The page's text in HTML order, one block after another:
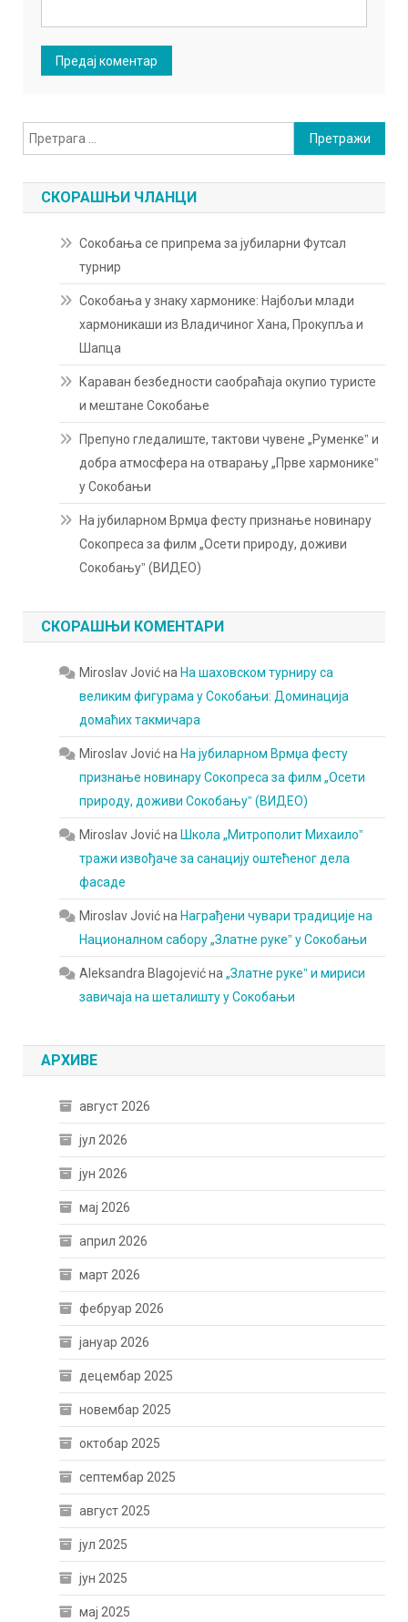
Претрага
за:
СКОРАШЊИ ЧЛАНЦИ
Сокобања се припрема за јубиларни Футсал
турнир
Сокобања у знаку хармонике: Најбољи млади
хармоникаши из Владичиног Хана, Прокупља и
Шапца
Караван безбедности саобраћаја окупио туристе
и мештане Сокобање
Препуно гледалиште, тактови чувене „Руменкеˮ и
добра атмосфера на отварању „Прве хармоникеˮ
у Сокобањи
На јубиларном Врмџа фесту признање новинару
Сокопреса за филм „Осети природу, доживи
Сокобањуˮ (ВИДЕО)
СКОРАШЊИ КОМЕНТАРИ
Miroslav Jovićна На шаховском турниру са
великим фигурама у Сокобањи: Доминација
домаћих такмичара
Miroslav Jovićна На јубиларном Врмџа фесту
признање новинару Сокопреса за филм „Осети
природу, доживи Сокобањуˮ (ВИДЕО)
Miroslav Jovićна Школа „Митрополит Михаилоˮ
тражи извођаче за санацију оштећеног дела
фасаде
Miroslav Jovićна Награђени чувари традиције на
Националном сабору „Златне рукеˮ у Сокобањи
Aleksandra Blagojevićна„Златне рукеˮ и мириси
завичаја на шеталишту у Сокобањи
АРХИВЕ
август 2026
јул 2026
јун 2026
мај 2026
април 2026
март 2026
фебруар 2026
јануар 2026
децембар 2025
новембар 2025
октобар 2025
септембар 2025
август 2025
јул 2025
јун 2025
мај 2025